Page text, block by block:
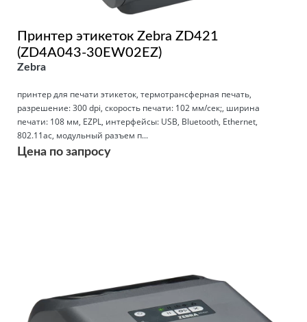
Принтер этикеток Zebra ZD421
(ZD4A043-30EW02EZ)
Zebra
принтер для печати этикеток, термотрансферная печать,
разрешение: 300 dpi, скорость печати: 102 мм/сек;, ширина
печати: 108 мм, EZPL, интерфейсы: USB, Bluetooth, Ethernet,
802.11ac, модульный разъем п...
Цена по запросу